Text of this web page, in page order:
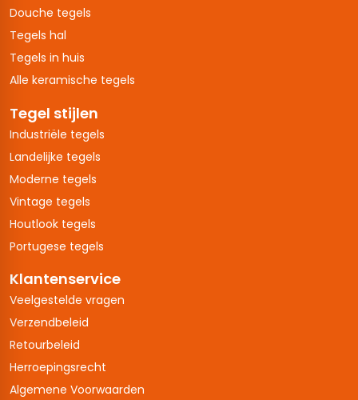
Douche tegels
Tegels hal
Tegels in huis
Alle keramische tegels
Tegel stijlen
Industriële tegels
Landelijke tegels
Moderne tegels
Vintage tegels
Houtlook tegels
Portugese tegels
Klantenservice
Veelgestelde vragen
Verzendbeleid
Retourbeleid
Herroepingsrecht
Algemene Voorwaarden